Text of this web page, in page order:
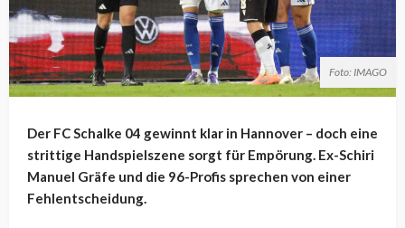
Foto: IMAGO
Der FC Schalke 04 gewinnt klar in Hannover – doch eine
strittige Handspielszene sorgt für Empörung. Ex-Schiri
Manuel Gräfe und die 96-Profis sprechen von einer
Fehlentscheidung.